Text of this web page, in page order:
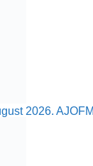
2026.